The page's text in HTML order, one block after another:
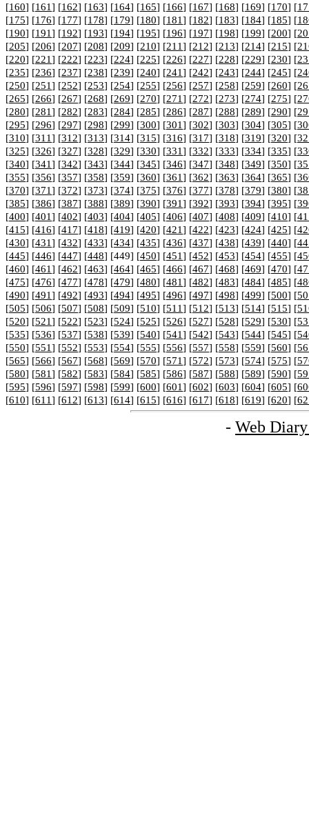
[160] [161] [162] [163] [164] [165] [166] [167] [168] [169] [170] [
[175] [176] [177] [178] [179] [180] [181] [182] [183] [184] [185] [
[190] [191] [192] [193] [194] [195] [196] [197] [198] [199] [200] [
[205] [206] [207] [208] [209] [210] [211] [212] [213] [214] [215] [
[220] [221] [222] [223] [224] [225] [226] [227] [228] [229] [230] [
[235] [236] [237] [238] [239] [240] [241] [242] [243] [244] [245] [
[250] [251] [252] [253] [254] [255] [256] [257] [258] [259] [260] [
[265] [266] [267] [268] [269] [270] [271] [272] [273] [274] [275] [
[280] [281] [282] [283] [284] [285] [286] [287] [288] [289] [290] [
[295] [296] [297] [298] [299] [300] [301] [302] [303] [304] [305] [
[310] [311] [312] [313] [314] [315] [316] [317] [318] [319] [320] [
[325] [326] [327] [328] [329] [330] [331] [332] [333] [334] [335] [
[340] [341] [342] [343] [344] [345] [346] [347] [348] [349] [350] [
[355] [356] [357] [358] [359] [360] [361] [362] [363] [364] [365] [
[370] [371] [372] [373] [374] [375] [376] [377] [378] [379] [380] [
[385] [386] [387] [388] [389] [390] [391] [392] [393] [394] [395] [
[400] [401] [402] [403] [404] [405] [406] [407] [408] [409] [410] [
[415] [416] [417] [418] [419] [420] [421] [422] [423] [424] [425] [
[430] [431] [432] [433] [434] [435] [436] [437] [438] [439] [440] [
[445] [446] [447] [448] [449] [450] [451] [452] [453] [454] [455] [
[460] [461] [462] [463] [464] [465] [466] [467] [468] [469] [470] [
[475] [476] [477] [478] [479] [480] [481] [482] [483] [484] [485] [
[490] [491] [492] [493] [494] [495] [496] [497] [498] [499] [500] [
[505] [506] [507] [508] [509] [510] [511] [512] [513] [514] [515] [
[520] [521] [522] [523] [524] [525] [526] [527] [528] [529] [530] [
[535] [536] [537] [538] [539] [540] [541] [542] [543] [544] [545] [
[550] [551] [552] [553] [554] [555] [556] [557] [558] [559] [560] [
[565] [566] [567] [568] [569] [570] [571] [572] [573] [574] [575] [
[580] [581] [582] [583] [584] [585] [586] [587] [588] [589] [590] [
[595] [596] [597] [598] [599] [600] [601] [602] [603] [604] [605] [
[610] [611] [612] [613] [614] [615] [616] [617] [618] [619] [620] [
- Web